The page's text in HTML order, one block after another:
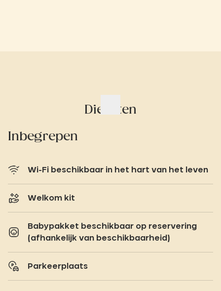
Diensten
Inbegrepen
Wi-Fi beschikbaar in het hart van het leven
Welkom kit
Babypakket beschikbaar op reservering
(afhankelijk van beschikbaarheid)
Parkeerplaats